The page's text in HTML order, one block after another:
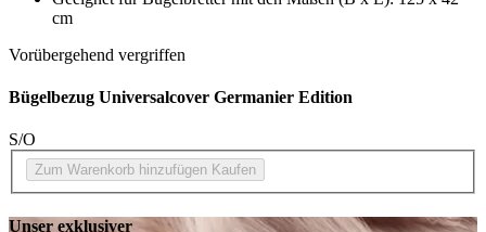
cm
Vorübergehend vergriffen
Bügelbezug Universalcover Germanier Edition
S/O
Zum Warenkorb hinzufügen Kaufen
Unser exklusiver